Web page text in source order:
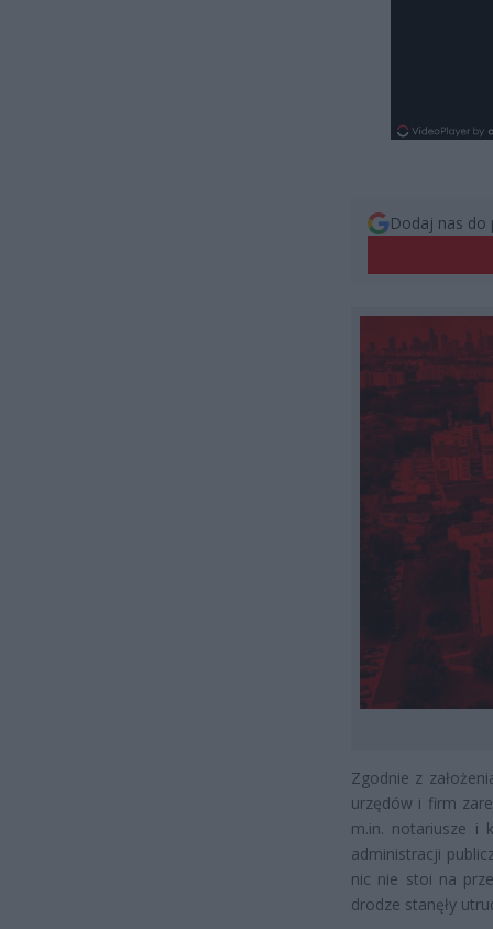
Dodaj nas do
Zgodnie z
urzędów i firm
m.in. notariusze i
administracji
nic nie stoi na
drodze stanęły